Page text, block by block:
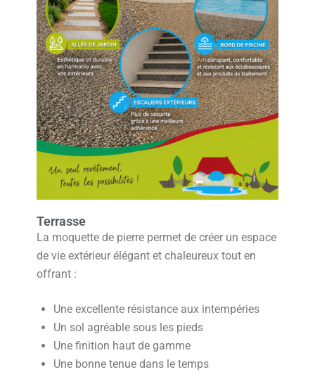
Terrasse
La moquette de pierre permet de créer un espace
de vie extérieur élégant et chaleureux tout en
offrant :
Une excellente résistance aux intempéries
Un sol agréable sous les pieds
Une finition haut de gamme
Une bonne tenue dans le temps